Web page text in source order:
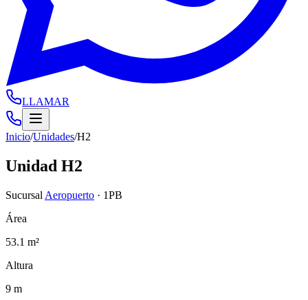
LLAMAR
Inicio/Unidades/H2
Unidad H2
Sucursal Aeropuerto · 1PB
Área
53.1 m²
Altura
9 m